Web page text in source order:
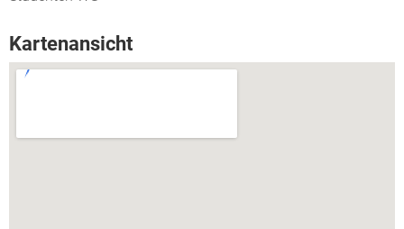
Kartenansicht